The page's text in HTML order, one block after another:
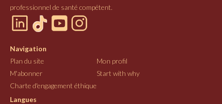
professionnel de santé compétent.
Navigation
Plan du site
Mon profil
M'abonner
Start with why
Charte d'engagement éthique
Langues